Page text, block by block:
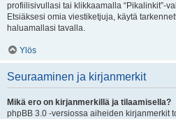
profiilisivullasi tai klikkaamalla “Pikalinkit”-
Etsiäksesi omia viestiketjuja, käytä
haluamallasi tavalla.
Ylös
Seuraaminen ja kirjanmerkit
Mikä ero on kirjanmerkillä ja tilaamisella?
phpBB 3.0 -versiossa aiheiden kirjanmerkit